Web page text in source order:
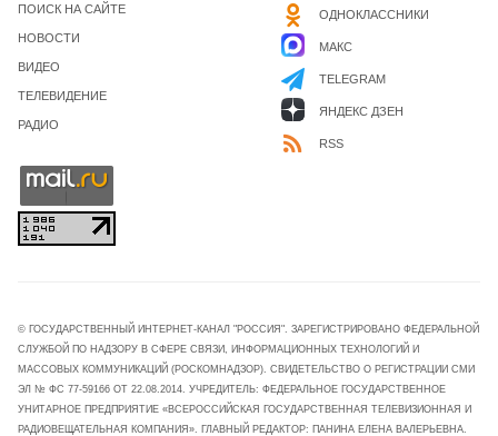
ПОИСК НА САЙТЕ
НОВОСТИ
ВИДЕО
ТЕЛЕВИДЕНИЕ
РАДИО
ОДНОКЛАССНИКИ
МАКС
TELEGRAM
ЯНДЕКС ДЗЕН
RSS
© ГОСУДАРСТВЕННЫЙ ИНТЕРНЕТ-КАНАЛ "РОССИЯ". ЗАРЕГИСТРИРОВАНО ФЕДЕРАЛЬНОЙ
СЛУЖБОЙ ПО НАДЗОРУ В СФЕРЕ СВЯЗИ, ИНФОРМАЦИОННЫХ ТЕХНОЛОГИЙ И
МАССОВЫХ КОММУНИКАЦИЙ (РОСКОМНАДЗОР). СВИДЕТЕЛЬСТВО О РЕГИСТРАЦИИ СМИ
ЭЛ № ФС 77-59166 ОТ 22.08.2014. УЧРЕДИТЕЛЬ: ФЕДЕРАЛЬНОЕ ГОСУДАРСТВЕННОЕ
УНИТАРНОЕ ПРЕДПРИЯТИЕ «ВСЕРОССИЙСКАЯ ГОСУДАРСТВЕННАЯ ТЕЛЕВИЗИОННАЯ И
РАДИОВЕЩАТЕЛЬНАЯ КОМПАНИЯ». ГЛАВНЫЙ РЕДАКТОР: ПАНИНА ЕЛЕНА ВАЛЕРЬЕВНА.